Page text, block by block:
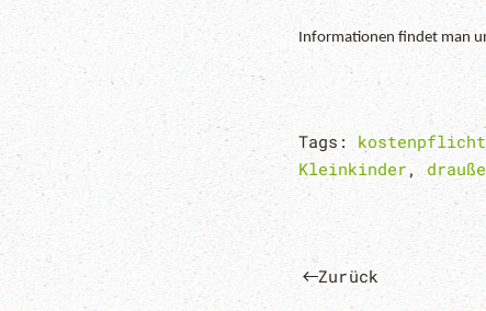
Informationen findet man
Tags:
Kleinkinder ,
Zurück